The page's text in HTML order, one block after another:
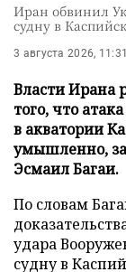
Иран обвинил
судну в
3 августа 2026, 11:31
Власти Ирана
того, что
в акватории
умышленно,
Эсмаил Багаи.
По словам
удара
судну в